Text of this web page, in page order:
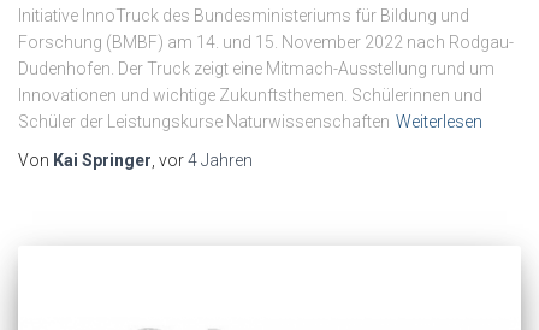
Initiative InnoTruck des Bundesministeriums für Bildung und
Forschung (BMBF) am 14. und 15. November 2022 nach Rodgau-
Dudenhofen. Der Truck zeigt eine Mitmach-Ausstellung rund um
Innovationen und wichtige Zukunftsthemen. Schülerinnen und
Schüler der Leistungskurse Naturwissenschaften Weiterlesen
Von Kai Springer , vor4 Jahren